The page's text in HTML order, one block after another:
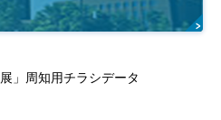
」周知用チラシデータ